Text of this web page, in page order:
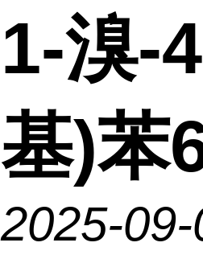
1-溴-
基)苯
2025-